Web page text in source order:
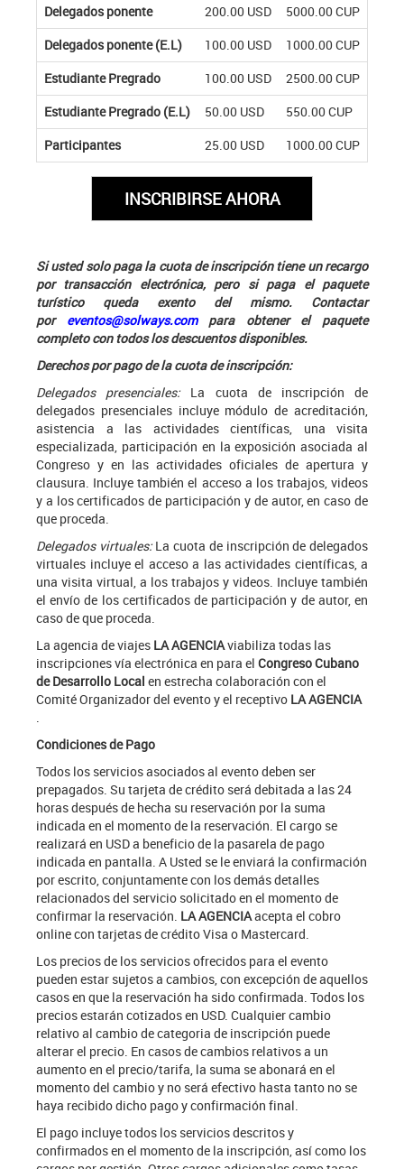
Delegados ponente
200.00 USD
5000.00 CUP
Delegados ponente (E.L)
100.00 USD
1000.00 CUP
Estudiante Pregrado
100.00 USD
2500.00 CUP
Estudiante Pregrado (E.L)
50.00 USD
550.00 CUP
Participantes
25.00 USD 1000.00 CUP
Si usted solo paga la cuota de inscripción tiene un recargo
por transacción electrónica, pero si paga el paquete
turístico queda exento del mismo. Contactar
por eventos@solways.compara obtener el paquete
completo con todos los descuentos disponibles.
Derechos por pago de la cuota de inscripción:
Delegados presenciales: La cuota de inscripción de
delegados presenciales incluye módulo de acreditación,
asistencia a las actividades científicas, una visita
especializada, participación en la exposición asociada al
Congreso y en las actividades oficiales de apertura y
clausura. Incluye también el acceso a los trabajos, videos
y a los certificados de participación y de autor, en caso de
que proceda.
Delegados virtuales:La cuota de inscripción de delegados
virtuales incluye el acceso a las actividades científicas, a
una visita virtual, a los trabajos y videos. Incluye también
el envío de los certificados de participación y de autor, en
caso de que proceda.
La agencia de viajes LA AGENCIAviabiliza todas las
inscripciones vía electrónica en para el Congreso Cubano
de Desarrollo Local en estrecha colaboración con el
Comité Organizador del evento y el receptivo LA AGENCIA
.
Condiciones de Pago
Todos los servicios asociados al evento deben ser
prepagados. Su tarjeta de crédito será debitada a las 24
horas después de hecha su reservación por la suma
indicada en el momento de la reservación. El cargo se
realizará en USD a beneficio de la pasarela de pago
indicada en pantalla. A Usted se le enviará la confirmación
por escrito, conjuntamente con los demás detalles
relacionados del servicio solicitado en el momento de
confirmar la reservación. LA AGENCIAacepta el cobro
online con tarjetas de crédito Visa o Mastercard.
Los precios de los servicios ofrecidos para el evento
pueden estar sujetos a cambios, con excepción de aquellos
casos en que la reservación ha sido confirmada. Todos los
precios estarán cotizados en USD. Cualquier cambio
relativo al cambio de categoria de inscripción puede
alterar el precio. En casos de cambios relativos a un
aumento en el precio/tarifa, la suma se abonará en el
momento del cambio y no será efectivo hasta tanto no se
haya recibido dicho pago y confirmación final.
El pago incluye todos los servicios descritos y
confirmados en el momento de la inscripción, así como los